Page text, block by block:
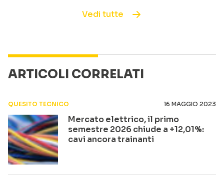
Vedi tutte
ARTICOLI CORRELATI
QUESITO TECNICO 16 MAGGIO 2023
Mercato elettrico, il primo
semestre 2026 chiude a +12,01%:
cavi ancora trainanti